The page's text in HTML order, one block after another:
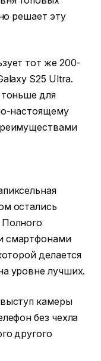
решает эту
тот же 200-
S25 Ultra.
для
настоящему
остались
смартфонами
делается
уровне лучших.
камеры
без чехла
другого